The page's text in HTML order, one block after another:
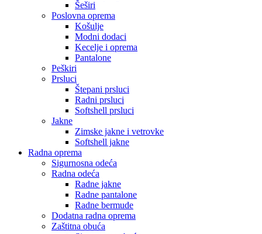
Šeširi
Poslovna oprema
Košulje
Modni dodaci
Kecelje i oprema
Pantalone
Peškiri
Prsluci
Štepani prsluci
Radni prsluci
Softshell prsluci
Jakne
Zimske jakne i vetrovke
Softshell jakne
Radna oprema
Sigurnosna odeća
Radna odeća
Radne jakne
Radne pantalone
Radne bermude
Dodatna radna oprema
Zaštitna obuća